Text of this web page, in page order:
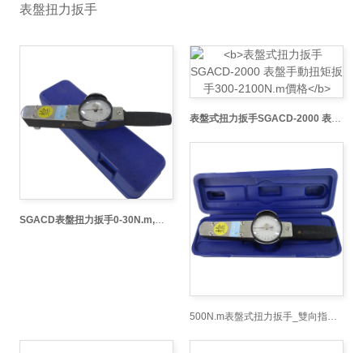
表盤扭力扳手
SGACD表盤扭力扳手0-30N.m,腳手架扣件扭力檢測表盤扳手,帶
表盤式扭力扳手SGACD-2000 表盤手動扭矩扳手300-2100N.m價格
500N.m表盤式扭力扳手_雙向指針式扭矩扳手_數顯式力矩測量扳手價